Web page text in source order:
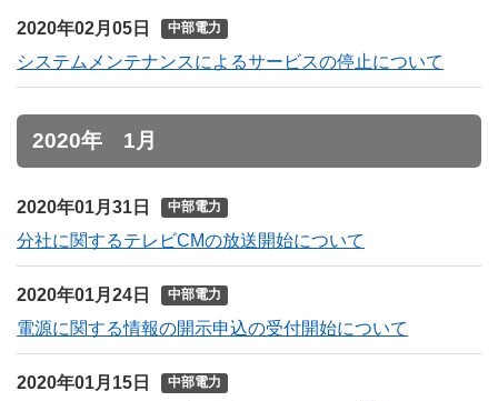
2020年02月05日 中部電力
システムメンテナンスによるサービスの停止について
2020年 1月
2020年01月31日 中部電力
分社に関するテレビCMの放送開始について
2020年01月24日 中部電力
電源に関する情報の開示申込の受付開始について
2020年01月15日 中部電力